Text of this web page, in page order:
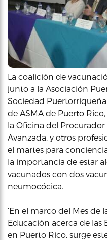
La coalición de
junto a la Asociación
Sociedad
de ASMA de Puerto
la Oficina del Procurador
Avanzada, y otros
el martes para
la importancia de estar
vacunados con dos
neumocócica.
‘En el marco del Mes de
Educación acerca de las
en Puerto Rico, surge